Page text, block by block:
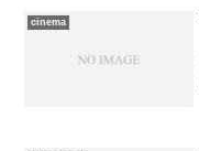
cinema